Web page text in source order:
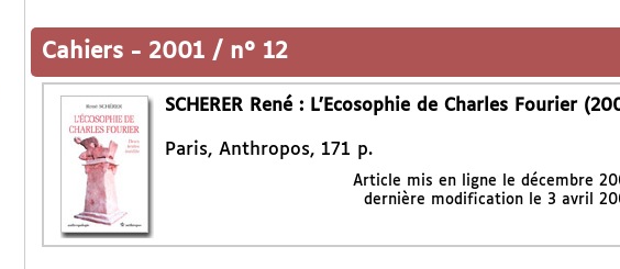
Cahiers - 2001 / n° 12
SCHERER René : L’Ecosophie de Charles Fourier
Paris, Anthropos, 171 p.
Article mis en ligne le décembre
dernière modification le 3 avril